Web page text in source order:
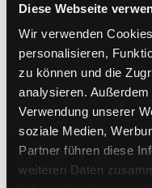
Diese Webseite
Wir verwenden
personalisieren,
zu können und die
analysieren.
Verwendung unserer
soziale Medien,
Partner führen diese
weiteren Daten
Welcome
LÄND
UnserTeam in
Start-up BW
und